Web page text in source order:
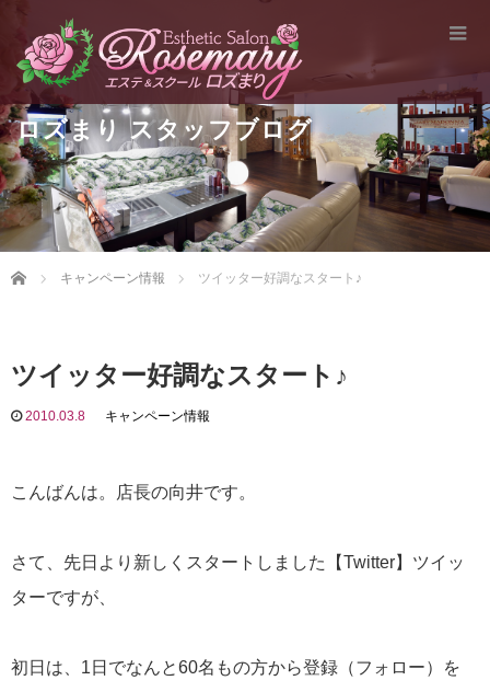
ロズまり スタッフブログ
Home キャンペーン情報 ツイッター好調なスタート♪
ツイッター好調なスタート♪
2010.03.8 キャンペーン情報
こんばんは。店長の向井です。
さて、先日より新しくスタートしました【Twitter】ツイッ
ターですが、
初日は、1日でなんと60名もの方から登録（フォロー）を